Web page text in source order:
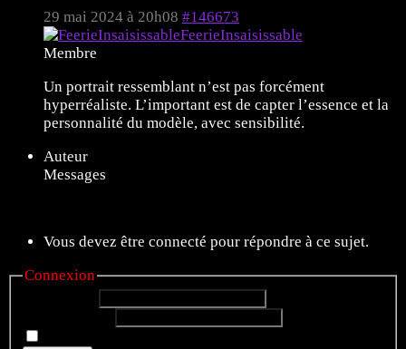
29 mai 2024 à 20h08 #146673
FeerieInsaisissable
Membre
Un portrait ressemblant n’est pas forcément
hyperréaliste. L’important est de capter l’essence et la
personnalité du modèle, avec sensibilité.
Auteur
Messages
Vous devez être connecté pour répondre à ce sujet.
Connexion